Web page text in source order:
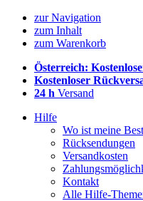
zur Navigation
zum Inhalt
zum Warenkorb
Österreich:
Kostenloser
24 h Versand
Hilfe
Wo ist meine
Rücksendungen
Versandkosten
Kontakt
Alle Hilfe-